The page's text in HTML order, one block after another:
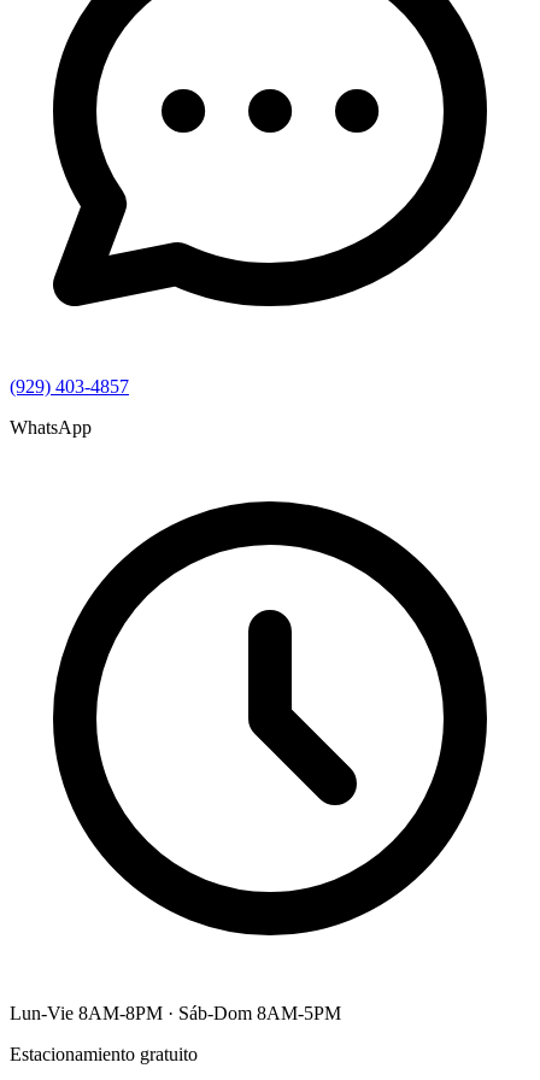
(929) 403-4857
WhatsApp
Lun-Vie 8AM-8PM · Sáb-Dom 8AM-5PM
Estacionamiento gratuito